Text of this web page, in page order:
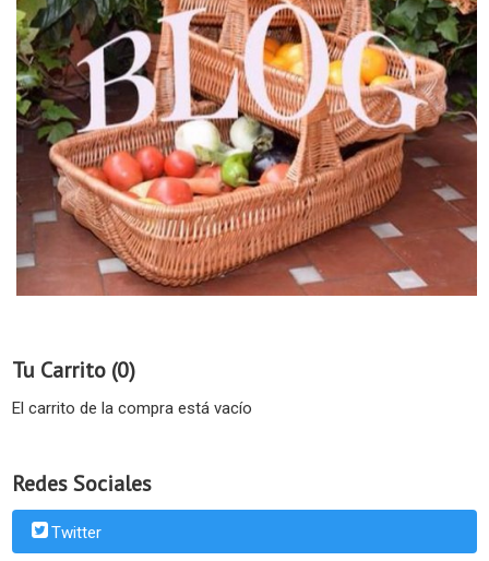
Tu Carrito (0)
El carrito de la compra está vacío
Redes Sociales
Twitter